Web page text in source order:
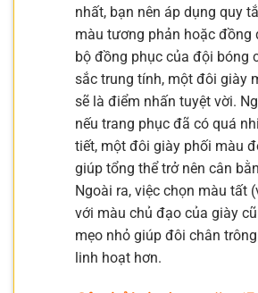
nhất, bạn nên áp dụng quy
màu tương phản hoặc đồng
bộ đồng phục của đội bóng
sắc trung tính, một đôi giày
sẽ là điểm nhấn tuyệt vời.
nếu trang phục đã có quá
tiết, một đôi giày phối màu
giúp tổng thể trở nên cân
Ngoài ra, việc chọn màu tất
với màu chủ đạo của giày
mẹo nhỏ giúp đôi chân
linh hoạt hơn.